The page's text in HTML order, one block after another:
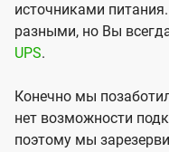
источниками
разными, но Вы
UPS.
Конечно мы
нет возможности
поэтому мы